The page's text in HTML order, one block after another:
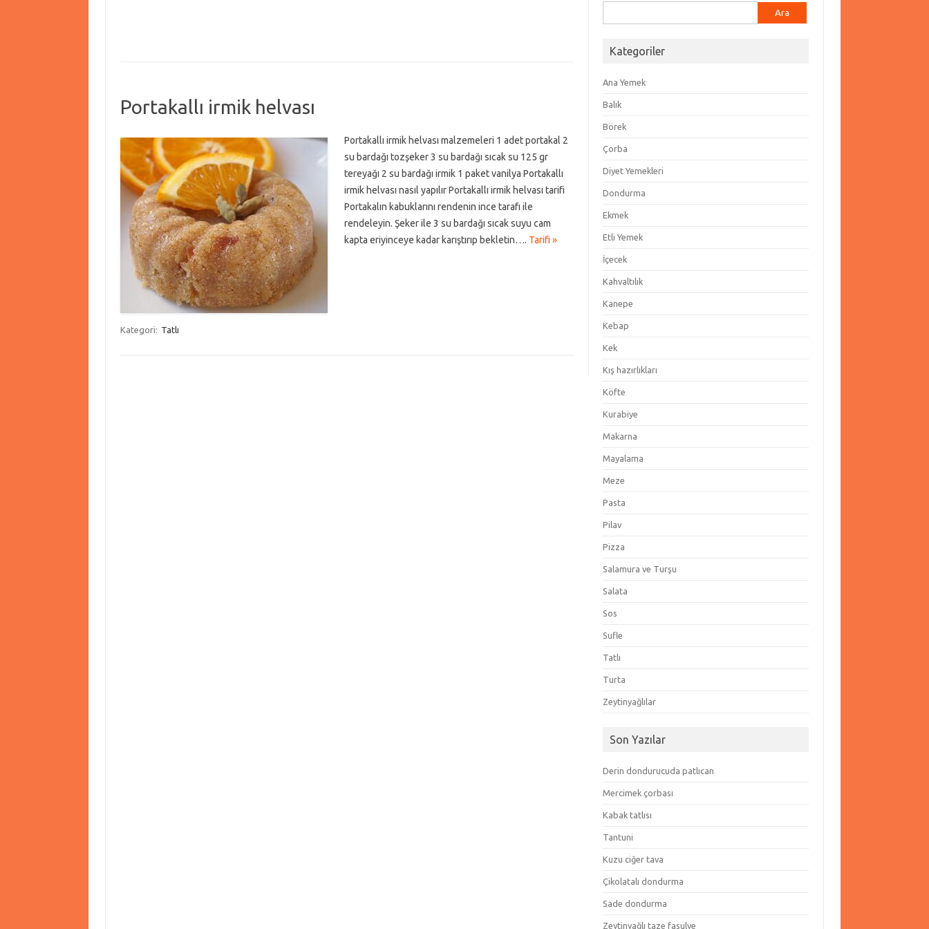
Portakallı irmik helvası
Portakallı irmik helvası malzemeleri 1 adet portakal 2
su bardağı tozşeker 3 su bardağı sıcak su 125 gr
tereyağı 2 su bardağı irmik 1 paket vanilya Portakallı
irmik helvası nasıl yapılır Portakallı irmik helvası tarifi
Portakalın kabuklarını rendenin ince tarafı ile
rendeleyin. Şeker ile 3 su bardağı sıcak suyu cam
kapta eriyinceye kadar karıştırıp bekletin…. Tarifi »
Kategori: Tatlı
Kategoriler
Ana Yemek
Balık
Börek
Çorba
Diyet Yemekleri
Dondurma
Ekmek
Etli Yemek
İçecek
Kahvaltılık
Kanepe
Kebap
Kek
Kış hazırlıkları
Köfte
Kurabiye
Makarna
Mayalama
Meze
Pasta
Pilav
Pizza
Salamura ve Turşu
Salata
Sos
Sufle
Tatlı
Turta
Zeytinyağlılar
Son Yazılar
Derin dondurucuda patlıcan
Mercimek çorbası
Kabak tatlısı
Tantuni
Kuzu ciğer tava
Çikolatalı dondurma
Sade dondurma
Zeytinyağlı taze fasulye